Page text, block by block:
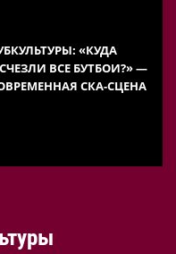
«КУДА
ВСЕ БУТБОИ?» —
СКА-СЦЕНА